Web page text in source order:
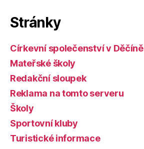
Stránky
Církevní společenství v Děčíně
Mateřské školy
Redakční sloupek
Reklama na tomto serveru
Školy
Sportovní kluby
Turistické informace